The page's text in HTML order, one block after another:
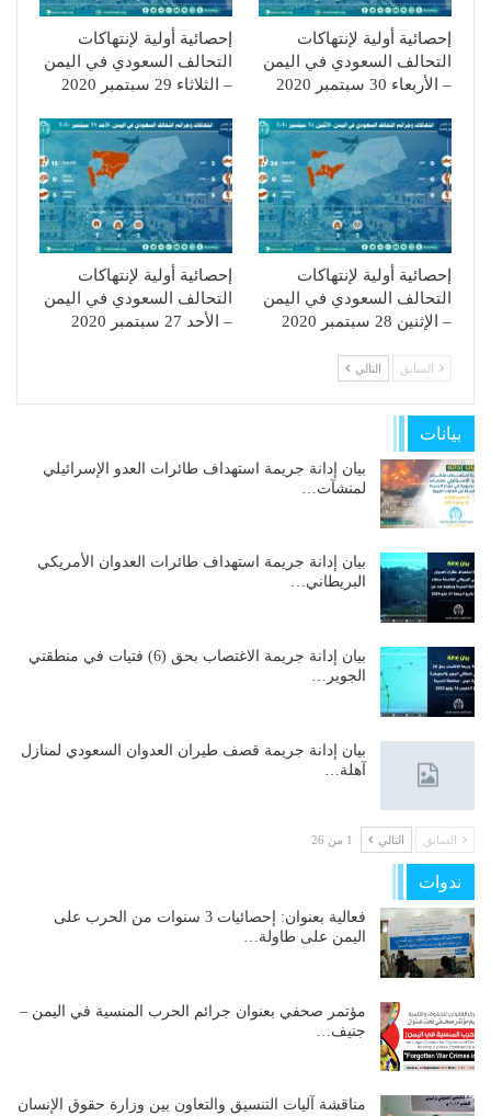
إحصائية أولية لإنتهاكات
التحالف السعودي في اليمن
– الأربعاء 30 سبتمبر 2020
إحصائية أولية لإنتهاكات
التحالف السعودي في اليمن
– الثلاثاء 29 سبتمبر 2020
إحصائية أولية لإنتهاكات
التحالف السعودي في اليمن
– الإثنين 28 سبتمبر 2020
إحصائية أولية لإنتهاكات
التحالف السعودي في اليمن
– الأحد 27 سبتمبر 2020
السابق التالي
بيانات
بيان إدانة جريمة استهداف طائرات العدو الإسرائيلي
لمنشآت…
بيان إدانة جريمة استهداف طائرات العدوان الأمريكي
البريطاني…
بيان إدانة جريمة الاغتصاب بحق (6) فتيات في منطقتي
الجوير…
بيان إدانة جريمة قصف طيران العدوان السعودي لمنازل
آهلة…
السابق التالي 1 من 26
ندوات
فعالية بعنوان: إحصائيات 3 سنوات من الحرب على
اليمن على طاولة…
مؤتمر صحفي بعنوان جرائم الحرب المنسية في اليمن –
جنيف…
مناقشة آليات التنسيق والتعاون بين وزارة حقوق الإنسان